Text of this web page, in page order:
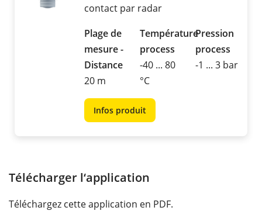
contact par radar
Plage de
mesure -
Distance
20 m
Température
process
-40 ... 80
°C
Pression
process
-1 ... 3 bar
Infos produit
Télécharger l‘application
Téléchargez cette application en PDF.